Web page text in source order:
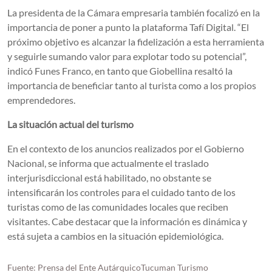
La presidenta de la Cámara empresaria también focalizó en la
importancia de poner a punto la plataforma Tafí Digital. “El
próximo objetivo es alcanzar la fidelización a esta herramienta
y seguirle sumando valor para explotar todo su potencial”,
indicó Funes Franco, en tanto que Giobellina resaltó la
importancia de beneficiar tanto al turista como a los propios
emprendedores.
La situación actual del turismo
En el contexto de los anuncios realizados por el Gobierno
Nacional, se informa que actualmente el traslado
interjurisdiccional está habilitado, no obstante se
intensificarán los controles para el cuidado tanto de los
turistas como de las comunidades locales que reciben
visitantes. Cabe destacar que la información es dinámica y
está sujeta a cambios en la situación epidemiológica.
Fuente: Prensa del Ente AutárquicoTucuman Turismo